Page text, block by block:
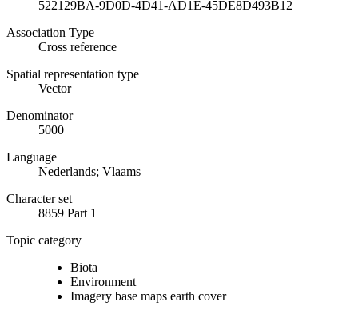
522129BA-9D0D-4D41-AD1E-45DE8D493B12
Association Type
Cross reference
Spatial representation type
Vector
Denominator
5000
Language
Nederlands; Vlaams
Character set
8859 Part 1
Topic category
Biota
Environment
Imagery base maps earth cover